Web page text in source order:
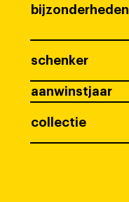
bijzonderheden
schenker
aanwinstjaar
collectie